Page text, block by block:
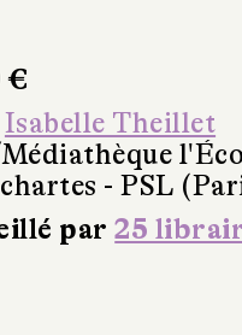
€
Isabelle Theillet
- PSL
par25